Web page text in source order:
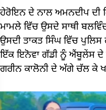
ਹੇਰੋਇਨ ਦੇ ਨਾਲ ਅਮਨਦੀਪ ਦੀ
ਮਾਮਲੇ ਵਿੱਚ ਉਸਦੇ ਸਾਥੀ
ਉਸਦੀ ਤਾਕਤ ਸਿੰਘ ਵਿੱਚ ਪੁਲਿਸ
ਇੱਕ ਇਨੋਵਾ ਗੱਡੀ ਨੂੰ ਐਂਬੂਲੇਂਸ ਦੇ
ਗਰੀਨ ਕਾਲੋਨੀ ਦੇ ਅੱਗੇ ਚੱਲ ਕੇ